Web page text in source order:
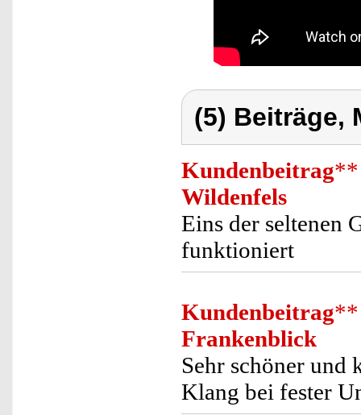
(5) Beiträge,
Kundenbeitrag**
Wildenfels
Eins der seltenen
funktioniert
Kundenbeitrag**
Frankenblick
Sehr schöner und
Klang bei fester